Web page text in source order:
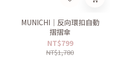
MUNICHI｜反向環扣自動
摺摺傘
NT$799
NT$1,780